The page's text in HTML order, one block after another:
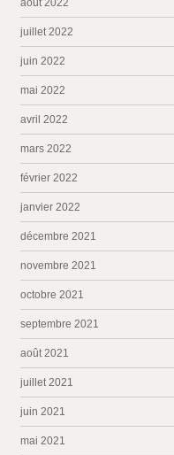
août 2022
juillet 2022
juin 2022
mai 2022
avril 2022
mars 2022
février 2022
janvier 2022
décembre 2021
novembre 2021
octobre 2021
septembre 2021
août 2021
juillet 2021
juin 2021
mai 2021